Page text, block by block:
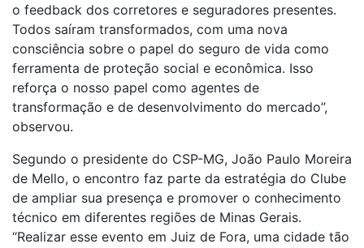
o feedback dos corretores e seguradores presentes.
Todos saíram transformados, com uma nova
consciência sobre o papel do seguro de vida como
ferramenta de proteção social e econômica. Isso
reforça o nosso papel como agentes de
transformação e de desenvolvimento do mercado”,
observou.
Segundo o presidente do CSP-MG, João Paulo Moreira
de Mello, o encontro faz parte da estratégia do Clube
de ampliar sua presença e promover o conhecimento
técnico em diferentes regiões de Minas Gerais.
“Realizar esse evento em Juiz de Fora, uma cidade tão